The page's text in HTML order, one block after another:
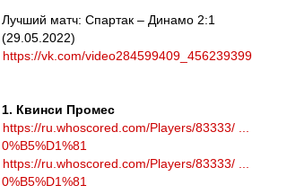
Лучший матч: Спартак – Динамо 2:1
(29.05.2022)
https://vk.com/video284599409_456239399
1. Квинси Промес
https://ru.whoscored.com/Players/83333/ ...
0%B5%D1%81
https://ru.whoscored.com/Players/83333/ ...
0%B5%D1%81